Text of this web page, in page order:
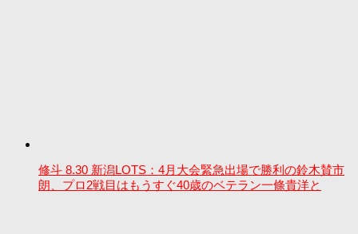
修斗 8.30 新潟LOTS：4月大会緊急出場で勝利の鈴木賛市
朗、プロ2戦目はもうすぐ40歳のベテラン一條貴洋と